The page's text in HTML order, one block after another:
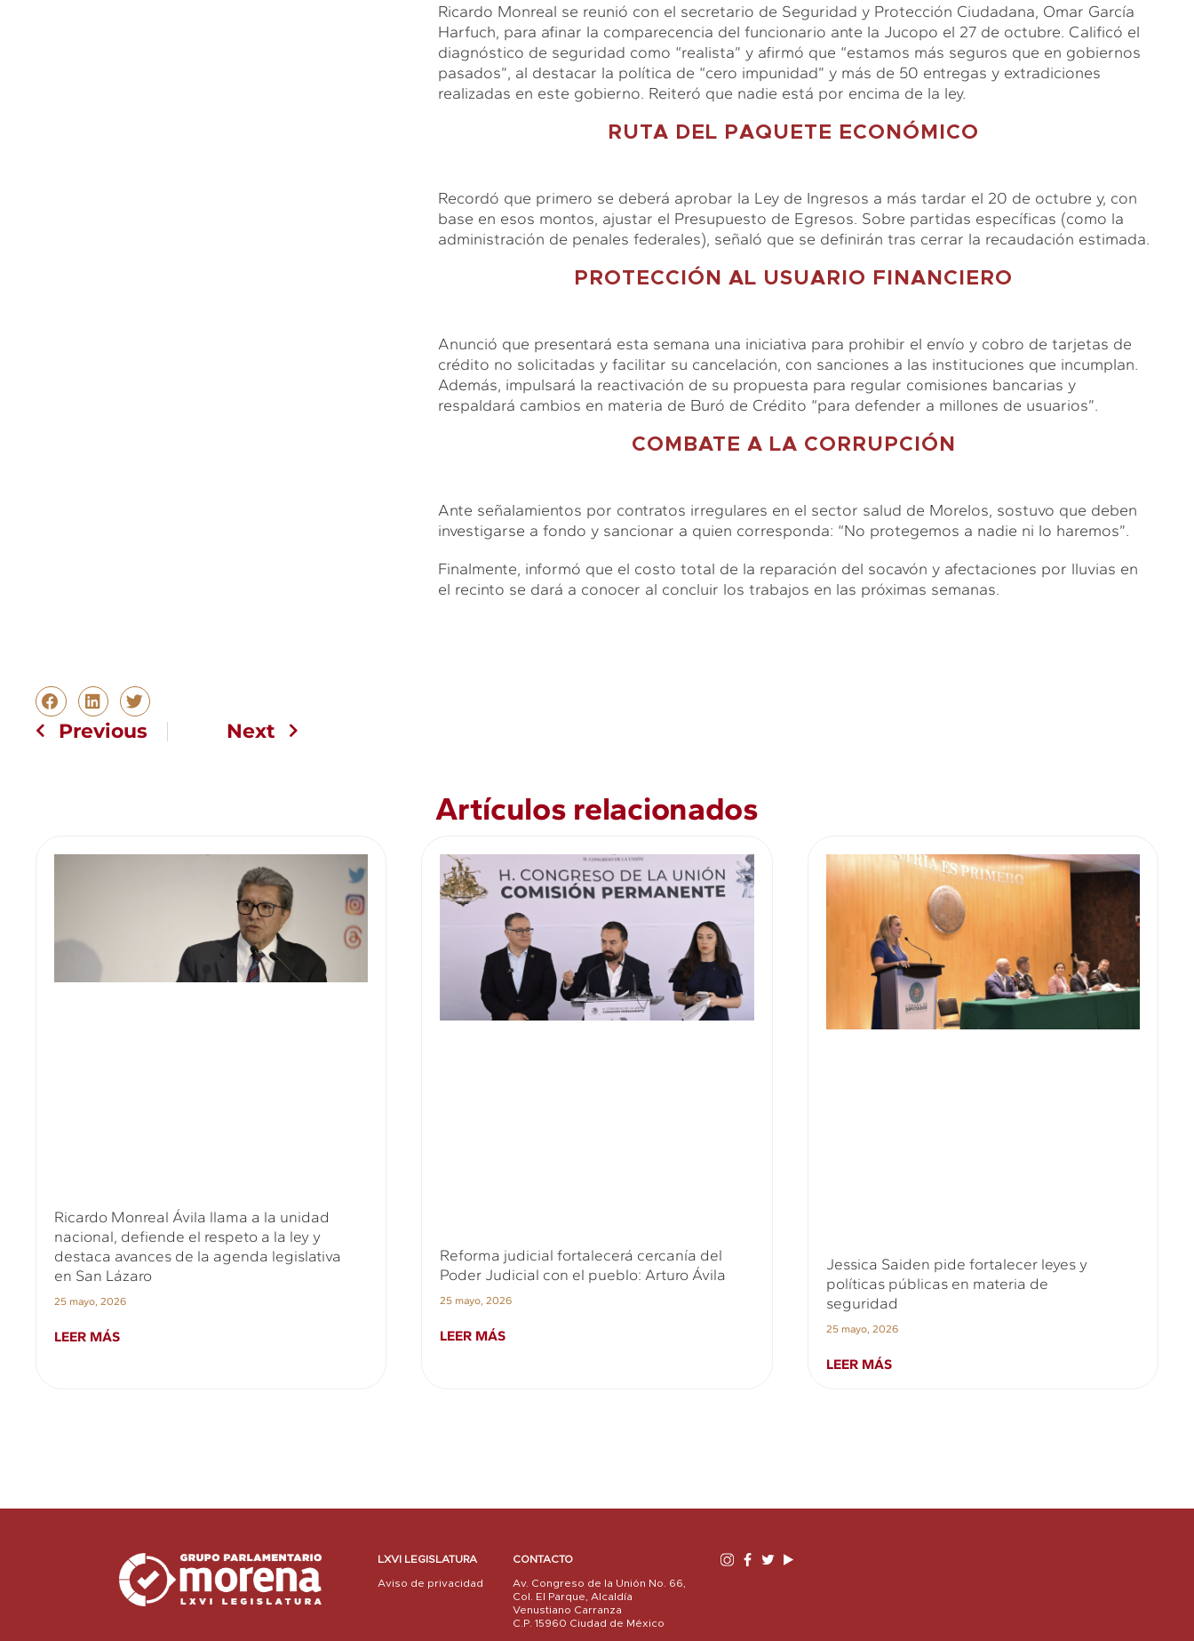
Ricardo Monreal se reunió con el secretario de Seguridad y Protección Ciudadana, Omar García
Harfuch, para afinar la comparecencia del funcionario ante la Jucopo el 27 de octubre. Calificó el
diagnóstico de seguridad como “realista” y afirmó que “estamos más seguros que en gobiernos
pasados”, al destacar la política de “cero impunidad” y más de 50 entregas y extradiciones
realizadas en este gobierno. Reiteró que nadie está por encima de la ley.
RUTA DEL PAQUETE ECONÓMICO
Recordó que primero se deberá aprobar la Ley de Ingresos a más tardar el 20 de octubre y, con
base en esos montos, ajustar el Presupuesto de Egresos. Sobre partidas específicas (como la
administración de penales federales), señaló que se definirán tras cerrar la recaudación estimada.
PROTECCIÓN AL USUARIO FINANCIERO
Anunció que presentará esta semana una iniciativa para prohibir el envío y cobro de tarjetas de
crédito no solicitadas y facilitar su cancelación, con sanciones a las instituciones que incumplan.
Además, impulsará la reactivación de su propuesta para regular comisiones bancarias y
respaldará cambios en materia de Buró de Crédito “para defender a millones de usuarios”.
COMBATE A LA CORRUPCIÓN
Ante señalamientos por contratos irregulares en el sector salud de Morelos, sostuvo que deben
investigarse a fondo y sancionar a quien corresponda: “No protegemos a nadie ni lo haremos”.
Finalmente, informó que el costo total de la reparación del socavón y afectaciones por lluvias en
el recinto se dará a conocer al concluir los trabajos en las próximas semanas.
Previous Next
Artículos relacionados
Ricardo Monreal Ávila llama a la unidad
nacional, defiende el respeto a la ley y
destaca avances de la agenda legislativa
en San Lázaro
25 mayo, 2026
LEER MÁS
Reforma judicial fortalecerá cercanía del
Poder Judicial con el pueblo: Arturo Ávila
25 mayo, 2026
LEER MÁS
Jessica Saiden pide fortalecer leyes y
políticas públicas en materia de
seguridad
25 mayo, 2026
LEER MÁS
LXVI LEGISLATURA
Aviso de privacidad
CONTACTO
Av. Congreso de la Unión No. 66,
Col. El Parque, Alcaldía
Venustiano Carranza
C.P. 15960 Ciudad de México